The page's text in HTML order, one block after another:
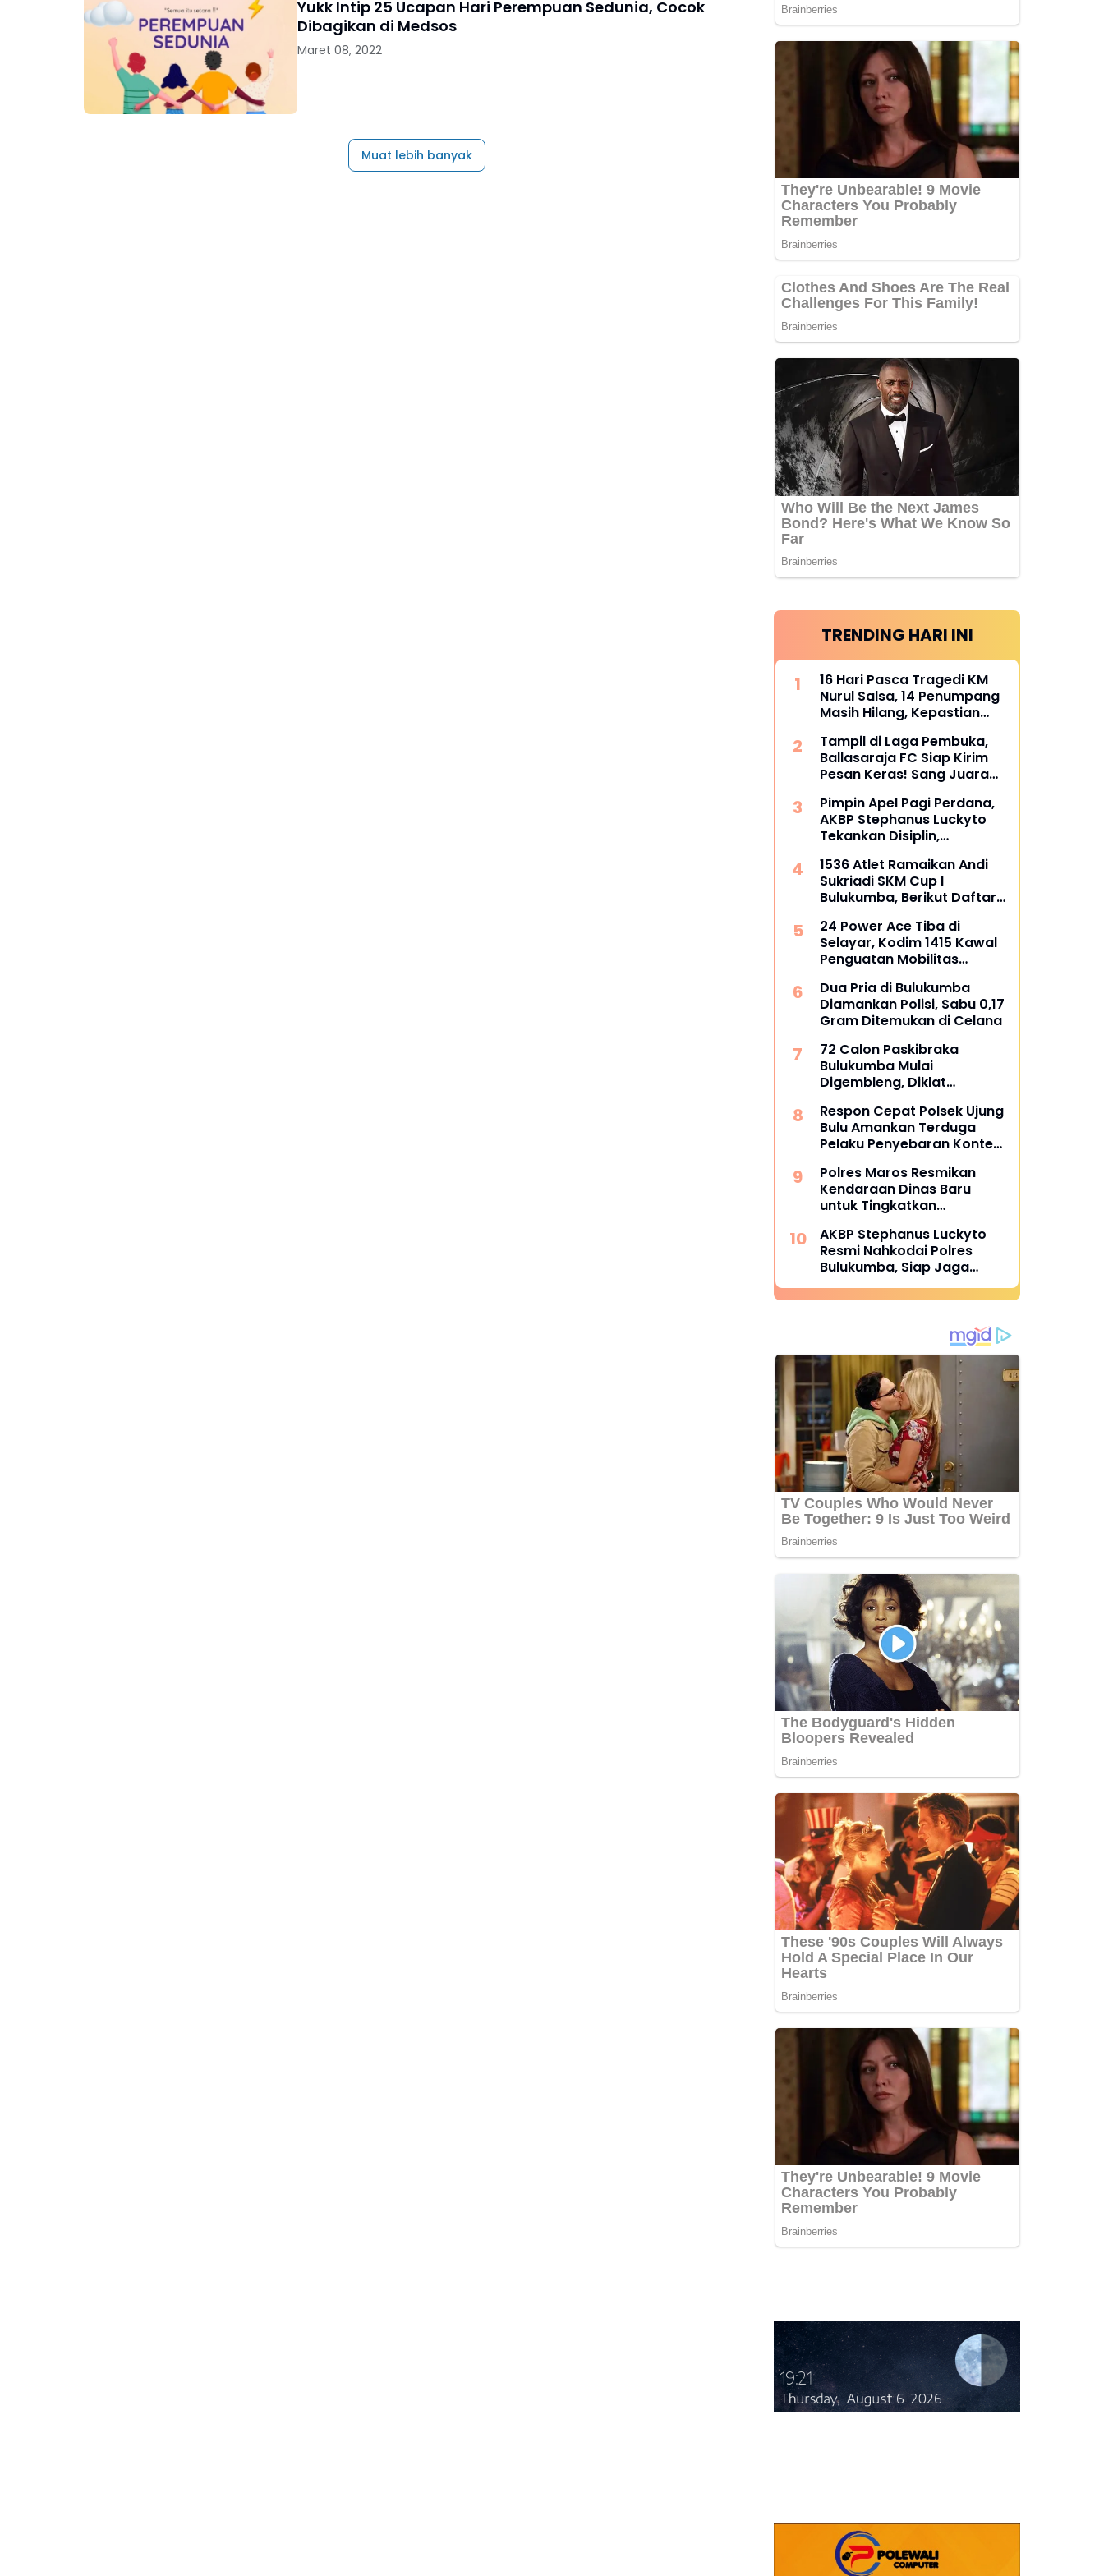
Yukk Intip 25 Ucapan Hari Perempuan Sedunia, Cocok
Dibagikan di Medsos
Maret 08, 2022
Muat lebih banyak
TRENDING HARI INI
16 Hari Pasca Tragedi KM
Nurul Salsa, 14 Penumpang
Masih Hilang, Kepastian
dipertanyakan
Tampil di Laga Pembuka,
Ballasaraja FC Siap Kirim
Pesan Keras! Sang Juara
Sempurna di Piala
Kemerdekaan Bulukumpa
2026
Pimpin Apel Pagi Perdana,
AKBP Stephanus Luckyto
Tekankan Disiplin,
terhadap Organisasi
1536 Atlet Ramaikan Andi
Sukriadi SKM Cup I
Bulukumba, Berikut Daftar
24 Power Ace Tiba di
Selayar, Kodim 1415 Kawal
Penguatan Mobilitas
Dua Pria di Bulukumba
Diamankan Polisi, Sabu 0,17
Gram Ditemukan di Celana
72 Calon Paskibraka
Bulukumba Mulai
Digembleng, Diklat
Respon Cepat Polsek Ujung
Bulu Amankan Terduga
Pelaku Penyebaran Konten
Polres Maros Resmikan
Kendaraan Dinas Baru
untuk Tingkatkan
AKBP Stephanus Luckyto
Resmi Nahkodai Polres
Bulukumba, Siap Jaga
Kondusivitas Wilayah